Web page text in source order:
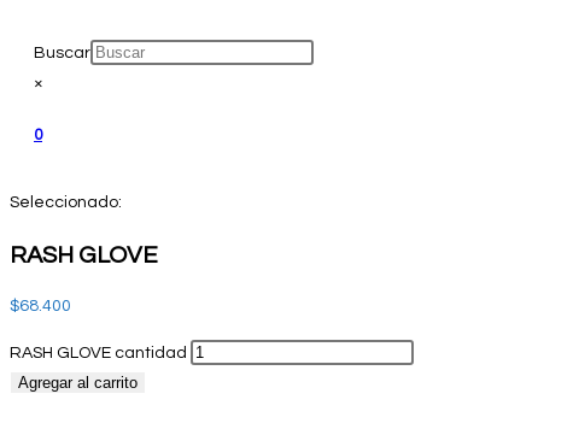
Buscar
×
0
Seleccionado:
RASH GLOVE
$68.400
RASH GLOVE cantidad
Agregar al carrito